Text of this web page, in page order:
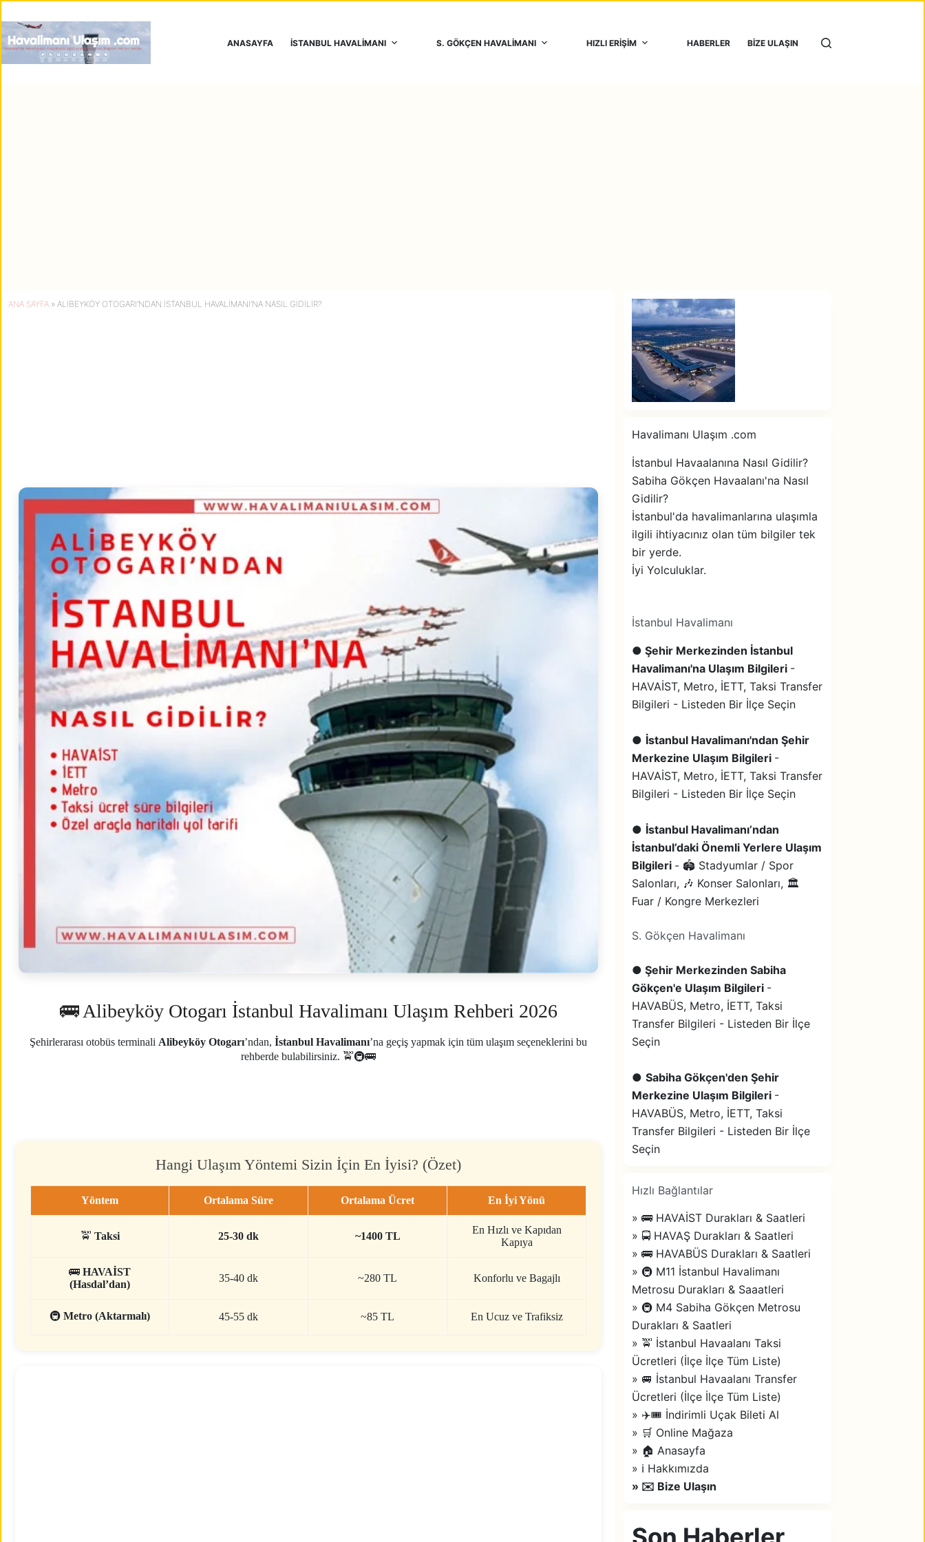
to
content
ANASAYFA İSTANBUL HAVALİMANI S. GÖKÇEN HAVALİMANI HIZLI ERİŞİM HABERLER BİZE ULAŞIN
ANA SAYFA » ALIBEYKÖY OTOGARI’NDAN İSTANBUL HAVALIMANI’NA NASIL GIDILIR?
🚌 Alibeyköy Otogarı İstanbul Havalimanı Ulaşım Rehberi 2026
Şehirlerarası otobüs terminaliAlibeyköy Otogarı’ndan,İstanbul Havalimanı’na geçiş yapmak için tüm ulaşım seçeneklerini bu
rehberde bulabilirsiniz. 🚖🚇🚌
Hangi Ulaşım Yöntemi Sizin İçin En İyisi? (Özet)
Yöntem Ortalama Süre Ortalama Ücret En İyi Yönü
🚖 Taksi 25-30 dk ~1400 TL
En Hızlı ve Kapıdan
Kapıya
🚌 HAVAİST
(Hasdal’dan)
35-40 dk ~280 TL Konforlu ve Bagajlı
🚇 Metro (Aktarmalı) 45-55 dk ~85 TL En Ucuz ve Trafiksiz
Havalimanı Ulaşım .com
İstanbul Havaalanına Nasıl Gidilir?
Sabiha Gökçen Havaalanı'na Nasıl
Gidilir?
İstanbul'da havalimanlarına ulaşımla
ilgili ihtiyacınız olan tüm bilgiler tek
bir yerde.
İyi Yolculuklar.
İstanbul Havalimanı
● Şehir Merkezinden İstanbul
Havalimanı'na Ulaşım Bilgileri -
HAVAİST, Metro, İETT, Taksi Transfer
Bilgileri - Listeden Bir İlçe Seçin
● İstanbul Havalimanı'ndan Şehir
Merkezine Ulaşım Bilgileri -
HAVAİST, Metro, İETT, Taksi Transfer
Bilgileri - Listeden Bir İlçe Seçin
● İstanbul Havalimanı’ndan
İstanbul’daki Önemli Yerlere Ulaşım
Bilgileri - 🏟️ Stadyumlar / Spor
Salonları, 🎶 Konser Salonları, 🏛️
Fuar / Kongre Merkezleri
S. Gökçen Havalimanı
● Şehir Merkezinden Sabiha
Gökçen'e Ulaşım Bilgileri -
HAVABÜS, Metro, İETT, Taksi
Transfer Bilgileri - Listeden Bir İlçe
Seçin
●Sabiha Gökçen'den Şehir
Merkezine Ulaşım Bilgileri -
HAVABÜS, Metro, İETT, Taksi
Transfer Bilgileri - Listeden Bir İlçe
Seçin
Hızlı Bağlantılar
» 🚌 HAVAİST Durakları & Saatleri
» 🚍 HAVAŞ Durakları & Saatleri
» 🚌 HAVABÜS Durakları & Saatleri
» 🚇 M11 İstanbul Havalimanı
Metrosu Durakları & Saaatleri
» 🚇 M4 Sabiha Gökçen Metrosu
Durakları & Saatleri
» 🚖 İstanbul Havaalanı Taksi
Ücretleri (İlçe İlçe Tüm Liste)
» 🚐 İstanbul Havaalanı Transfer
Ücretleri (İlçe İlçe Tüm Liste)
» ✈️🎟️ İndirimli Uçak Bileti Al
» 🛒 Online Mağaza
» 🏠 Anasayfa
» ℹ️ Hakkımızda
» ✉️ Bize Ulaşın